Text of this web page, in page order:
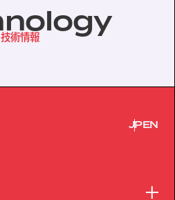
技術情報
JPEN